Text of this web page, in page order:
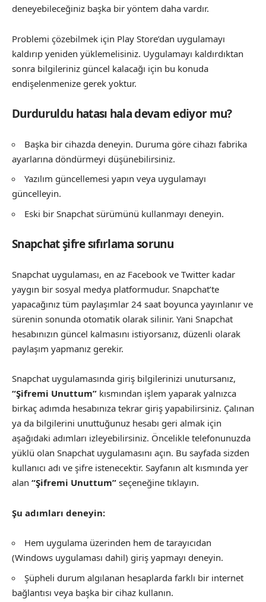
deneyebileceğiniz başka bir yöntem daha vardır.
Problemi çözebilmek için Play Store’dan uygulamayı
kaldırıp yeniden yüklemelisiniz. Uygulamayı kaldırdıktan
sonra bilgileriniz güncel kalacağı için bu konuda
endişelenmenize gerek yoktur.
Durduruldu hatası hala devam ediyor mu?
Başka bir cihazda deneyin. Duruma göre cihazı fabrika
ayarlarına döndürmeyi düşünebilirsiniz.
Yazılım güncellemesi yapın veya uygulamayı
güncelleyin.
Eski bir Snapchat sürümünü kullanmayı deneyin.
Snapchat şifre sıfırlama sorunu
Snapchat uygulaması, en az Facebook ve Twitter kadar
yaygın bir sosyal medya platformudur. Snapchat’te
yapacağınız tüm paylaşımlar 24 saat boyunca yayınlanır ve
sürenin sonunda otomatik olarak silinir. Yani Snapchat
hesabınızın güncel kalmasını istiyorsanız, düzenli olarak
paylaşım yapmanız gerekir.
Snapchat uygulamasında giriş bilgilerinizi unutursanız,
“Şifremi Unuttum” kısmından işlem yaparak yalnızca
birkaç adımda hesabınıza tekrar giriş yapabilirsiniz. Çalınan
ya da bilgilerini unuttuğunuz hesabı geri almak için
aşağıdaki adımları izleyebilirsiniz. Öncelikle telefonunuzda
yüklü olan Snapchat uygulamasını açın. Bu sayfada sizden
kullanıcı adı ve şifre istenecektir. Sayfanın alt kısmında yer
alan “Şifremi Unuttum” seçeneğine tıklayın.
Şu adımları deneyin:
Hem uygulama üzerinden hem de tarayıcıdan
(Windows uygulaması dahil) giriş yapmayı deneyin.
Şüpheli durum algılanan hesaplarda farklı bir internet
bağlantısı veya başka bir cihaz kullanın.